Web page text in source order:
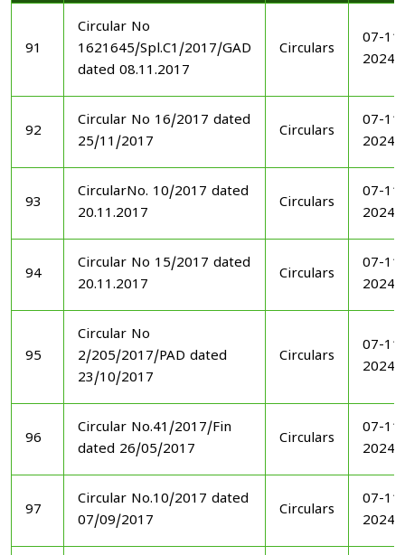
91
Circular No
1621645/Spl.C1/2017/GAD
dated 08.11.2017
Circulars
07-11-
2024
92
Circular No 16/2017 dated
25/11/2017
Circulars
07-11-
2024
93
CircularNo. 10/2017 dated
20.11.2017
Circulars
07-11-
2024
94
Circular No 15/2017 dated
20.11.2017
Circulars
07-11-
2024
95
Circular No
2/205/2017/PAD dated
23/10/2017
Circulars
07-11-
2024
96
Circular No.41/2017/Fin
dated 26/05/2017
Circulars
07-11-
2024
97
Circular No.10/2017 dated
07/09/2017
Circulars
07-11-
2024